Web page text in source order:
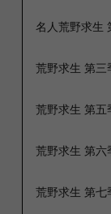
名人荒野求生
荒野求生 第三
荒野求生 第五
荒野求生 第六
荒野求生 第七